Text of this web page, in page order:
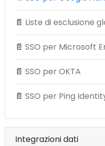
📄 Liste di esclusione
📄 SSO per Microsoft
📄 SSO per OKTA
📄 SSO per Ping
Integrazioni dati